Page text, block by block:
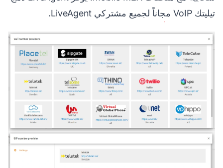
تيليتك VoIP مجاناً لجميع مشتركي LiveAgent.